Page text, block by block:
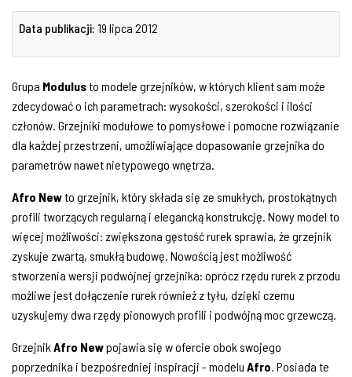
Data publikacji: 19 lipca 2012
Grupa Modulusto modele grzejników, w których klient sam może
zdecydować o ich parametrach: wysokości, szerokości i ilości
członów. Grzejniki modułowe to pomysłowe i pomocne rozwiązanie
dla każdej przestrzeni, umożliwiające dopasowanie grzejnika do
parametrów nawet nietypowego wnętrza.
Afro Newto grzejnik, który składa się ze smukłych, prostokątnych
profili tworzących regularną i elegancką konstrukcję. Nowy model to
więcej możliwości: zwiększona gęstość rurek sprawia, że grzejnik
zyskuje zwartą, smukłą budowę. Nowością jest możliwość
stworzenia wersji podwójnej grzejnika: oprócz rzędu rurek z przodu
możliwe jest dołączenie rurek również z tyłu, dzięki czemu
uzyskujemy dwa rzędy pionowych profili i podwójną moc grzewczą.
Grzejnik Afro Newpojawia się w ofercie obok swojego
poprzednika i bezpośredniej inspiracji - modelu Afro. Posiada te